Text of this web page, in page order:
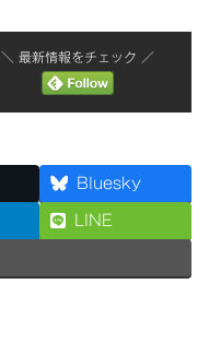
＼ 最新情報をチェック ／
Bluesky
LINE